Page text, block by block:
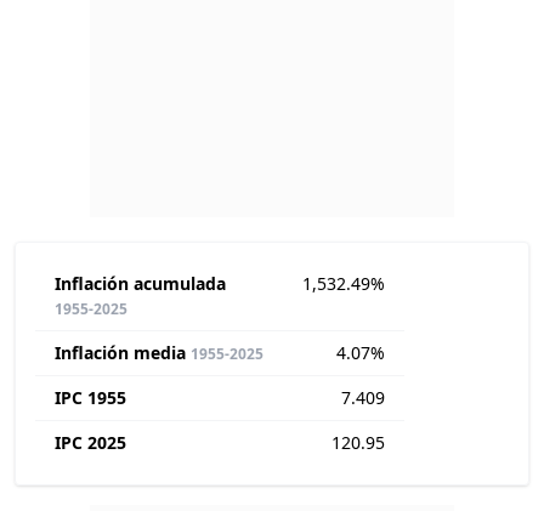
Inflación acumulada
1955-2025
1,532.49%
Inflación media 1955-2025
4.07%
IPC 1955
7.409
IPC 2025
120.95